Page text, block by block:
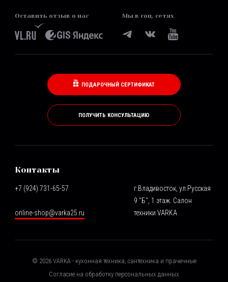
Оставить отзыв о нас Мы в соц. сетях
ПОДАРОЧНЫЙ СЕРТИФИКАТ
ПОЛУЧИТЬ КОНСУЛЬТАЦИЮ
Контакты
+7 (924) 731-65-57
online-shop@varka25.ru
г.Владивосток, ул.Русская
9 "Б", 1 этаж. Салон
техники VARKA
© 2026VARKA - кухонная техника, сантехника и прачечные
Согласие на обработку персональных данных